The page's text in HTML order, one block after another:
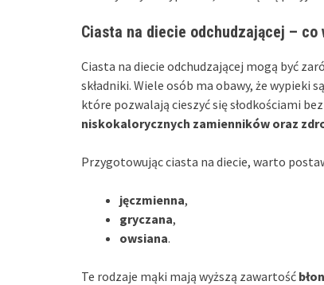
Ciasta na diecie odchudzającej – co
Ciasta na diecie odchudzającej mogą być
składniki. Wiele osób ma obawy, że wypieki
które pozwalają cieszyć się słodkościami
niskokalorycznych zamienników oraz
Przygotowując ciasta na diecie, warto
jęczmienna,
gryczana,
owsiana.
Te rodzaje mąki mają wyższą zawartość